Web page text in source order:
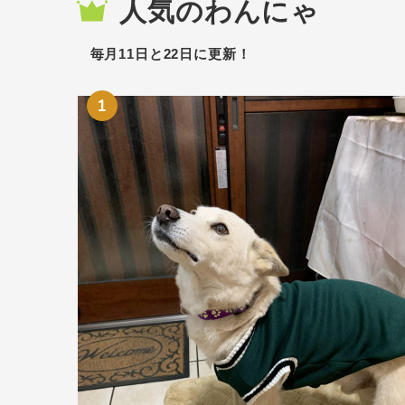
人気のわんにゃ
毎月11日と22日に更新！
1